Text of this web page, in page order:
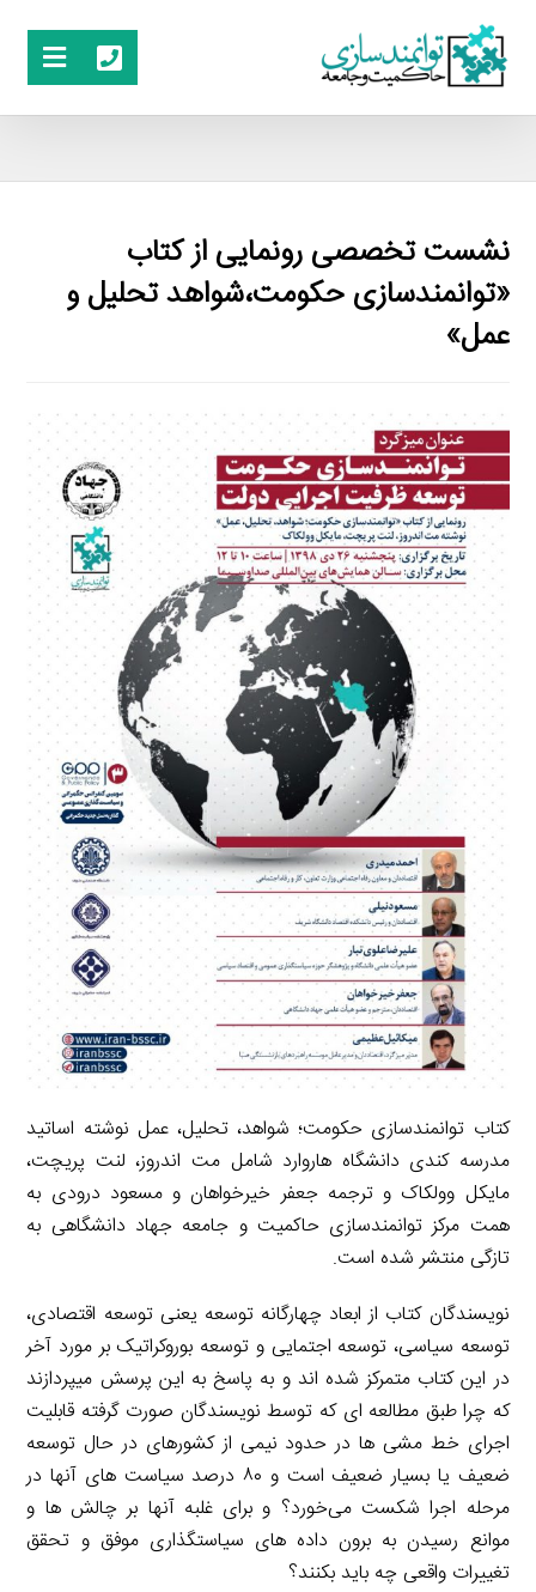
نشست تخصصی رونمایی از کتاب
«توانمندسازی حکومت،شواهد تحلیل و
عمل»
کتاب توانمندسازی حکومت؛ شواهد، تحلیل، عمل نوشته اساتید
مدرسه کندی دانشگاه هاروارد شامل مت اندروز، لنت پریچت،
مایکل وولکاک و ترجمه جعفر خیرخواهان و مسعود درودی به
همت مرکز توانمندسازی حاکمیت و جامعه جهاد دانشگاهی به
تازگی منتشر شده است.
نویسندگان کتاب از ابعاد چهارگانه توسعه یعنی توسعه اقتصادی،
توسعه سیاسی، توسعه اجتمایی و توسعه بوروکراتیک بر مورد آخر
در این کتاب متمرکز شده ­اند و به پاسخ به این پرسش می­پردازند
که چرا طبق مطالعه­ ای که توسط نویسندگان صورت گرفته قابلیت
اجرای خط مشی ­ها در حدود نیمی از کشورهای در حال توسعه
ضعیف یا بسیار ضعیف است و ۸۰ درصد سیاست­ های آنها در
مرحله اجرا شکست می­‌خورد؟ و برای غلبه آنها بر چالش ­ها و
موانع رسیدن به برون­ داده های سیاست­گذاری موفق و تحقق
تغییرات واقعی چه باید بکنند؟